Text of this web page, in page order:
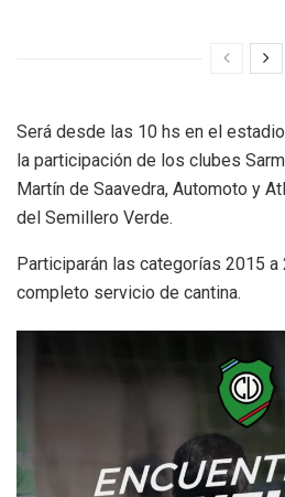
Será desde las 10 hs en el estadio
la participación de los clubes
Martín de Saavedra, Automoto y
del Semillero Verde.
Participarán las categorías 2015 a
completo servicio de cantina.